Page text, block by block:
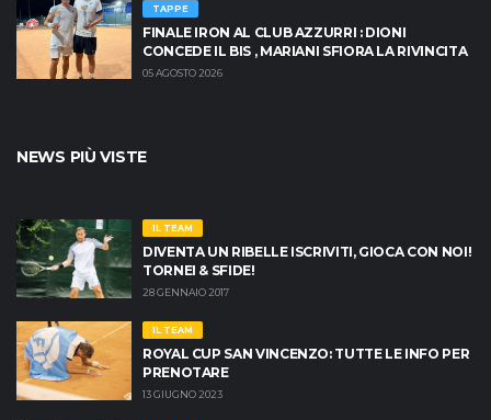
TAPPE
FINALE IRON AL CLUB AZZURRI : DIONI
CONCEDE IL BIS , MARIANI SFIORA LA RIVINCITA
05 AGOSTO 2026
NEWS PIÙ VISTE
IL TEAM
DIVENTA UN RIBELLE ISCRIVITI, GIOCA CON NOI!
TORNEI & SFIDE!
28 GENNAIO 2017
IL TEAM
ROYAL CUP SAN VINCENZO: TUTTE LE INFO PER
PRENOTARE
13 GIUGNO 2023